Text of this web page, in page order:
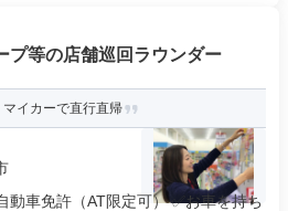
プ等の店舗巡回ラウンダー
イカーで直行直帰
動車免許（AT限定可） ✅お車を持ち